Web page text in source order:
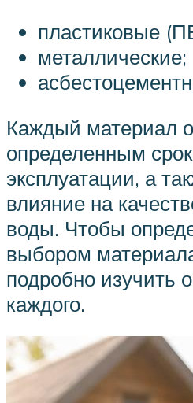
пластиковые
металлические;
Каждый материал
определенным
эксплуатации, а
влияние на
воды. Чтобы
выбором
подробно изучить
каждого.